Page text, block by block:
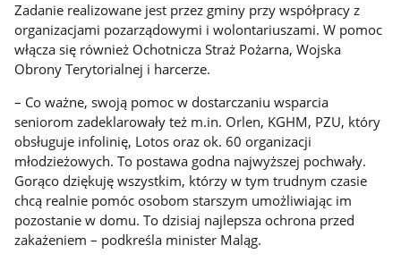
Zadanie realizowane jest przez gminy przy współpracy z
organizacjami pozarządowymi i wolontariuszami. W pomoc
włącza się również Ochotnicza Straż Pożarna, Wojska
Obrony Terytorialnej i harcerze.
– Co ważne, swoją pomoc w dostarczaniu wsparcia
seniorom zadeklarowały też m.in. Orlen, KGHM, PZU, który
obsługuje infolinię, Lotos oraz ok. 60 organizacji
młodzieżowych. To postawa godna najwyższej pochwały.
Gorąco dziękuję wszystkim, którzy w tym trudnym czasie
chcą realnie pomóc osobom starszym umożliwiając im
pozostanie w domu. To dzisiaj najlepsza ochrona przed
zakażeniem – podkreśla minister Maląg.